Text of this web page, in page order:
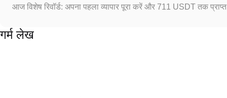
आज विशेष रिवॉर्ड: अपना पहला व्यापार पूरा करें और 711 USDT तक
गर्म लेख